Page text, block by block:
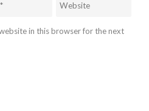
in this browser for the next